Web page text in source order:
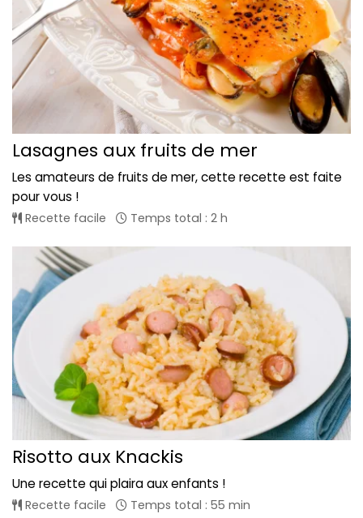
Lasagnes aux fruits de mer
Les amateurs de fruits de mer, cette recette est faite
pour vous !
Recette facile Temps total : 2 h
Risotto aux Knackis
Une recette qui plaira aux enfants !
Recette facile Temps total : 55 min